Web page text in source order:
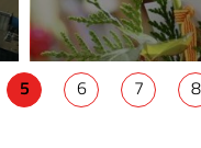
5 6 7 8